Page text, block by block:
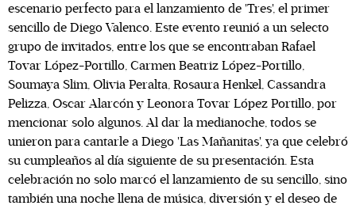
escenario perfecto para el lanzamiento de 'Tres', el primer
sencillo de Diego Valenco. Este evento reunió a un selecto
grupo de invitados, entre los que se encontraban Rafael
Tovar López-Portillo, Carmen Beatriz López-Portillo,
Soumaya Slim, Olivia Peralta, Rosaura Henkel, Cassandra
Pelizza, Oscar Alarcón y Leonora Tovar López Portillo, por
mencionar solo algunos. Al dar la medianoche, todos se
unieron para cantarle a Diego 'Las Mañanitas', ya que celebró
su cumpleaños al día siguiente de su presentación. Esta
celebración no solo marcó el lanzamiento de su sencillo, sino
también una noche llena de música, diversión y el deseo de